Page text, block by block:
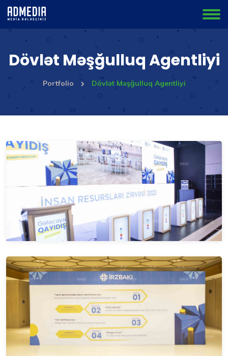
Dövlət Məşğulluq Agentliyi
Portfolio Dövlət Məşğulluq Agentliyi